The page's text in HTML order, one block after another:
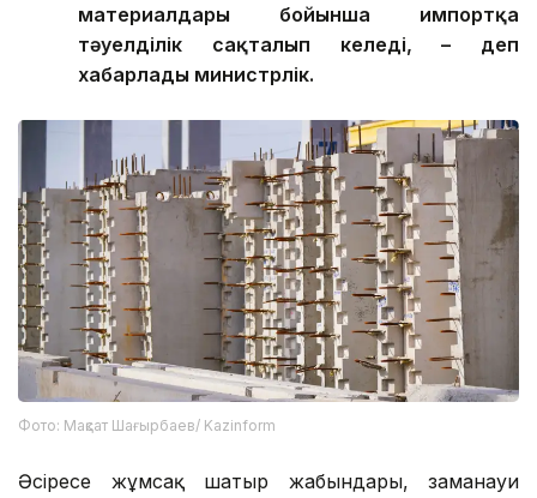
материалдары бойынша импортқа
тәуелділік сақталып келеді, – деп
хабарлады министрлік.
Фото: Мақсат Шағырбаев/ Kazinform
Әсіресе жұмсақ шатыр жабындары, заманауи